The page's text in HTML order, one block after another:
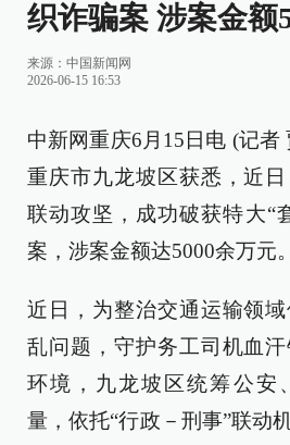
织诈骗案 涉案金额
来源： 中国新闻网
2026-06-15 16:53
中新网重庆6月15日电 (记者
重庆市九龙坡区获悉，近
联动攻坚，成功破获特大“
案，涉案金额达5000余万元。
近日，为整治交通运输领
乱问题，守护务工司机血
环境，九龙坡区统筹公安
量，依托“行政－刑事”联动